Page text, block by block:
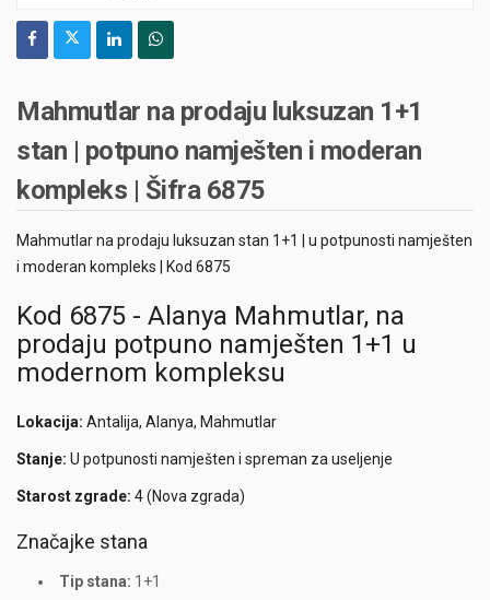
Mahmutlar na prodaju luksuzan 1+1
stan | potpuno namješten i moderan
kompleks | Šifra 6875
Mahmutlar na prodaju luksuzan stan 1+1 | u potpunosti namješten
i moderan kompleks | Kod 6875
Kod 6875 - Alanya Mahmutlar, na
prodaju potpuno namješten 1+1 u
modernom kompleksu
Lokacija: Antalija, Alanya, Mahmutlar
Stanje: U potpunosti namješten i spreman za useljenje
Starost zgrade: 4 (Nova zgrada)
Značajke stana
Tip stana: 1+1